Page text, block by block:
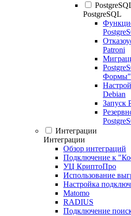
PostgreSQL
Patroni
Формы"
Debian
Запуск
Интеграции
Интеграции
Обзор интеграций
Подключение к
УЦ КриптоПро
Использование
Настройка
Matomo
RADIUS
Подключение